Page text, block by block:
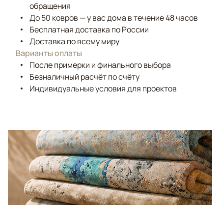
обращения
До 50 ковров — у вас дома в течение 48 часов
Бесплатная доставка по России
Доставка по всему миру
Варианты оплаты
После примерки и финального выбора
Безналичный расчёт по счёту
Индивидуальные условия для проектов